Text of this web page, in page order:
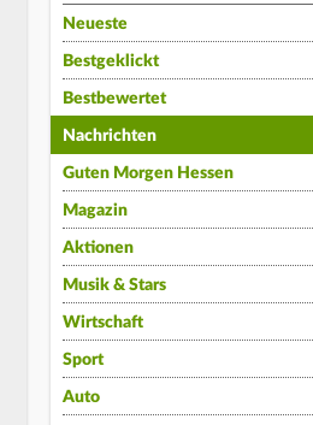
Neueste
Bestgeklickt
Bestbewertet
Nachrichten
Guten Morgen Hessen
Magazin
Aktionen
Musik & Stars
Wirtschaft
Sport
Auto